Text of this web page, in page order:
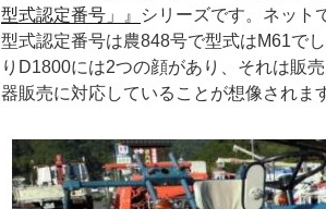
型式認定番号」』
シリーズです。ネット
型式認定番号は農848号で型式はM61で
りD1800には2つの顔があり、それは販
器販売に対応していることが想像されま